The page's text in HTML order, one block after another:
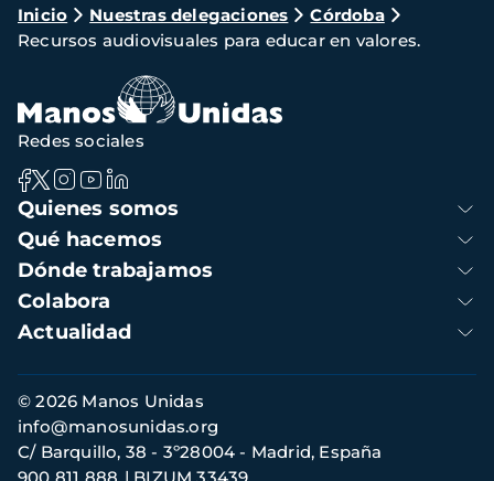
Ruta
de
navegación
Inicio Nuestras delegaciones
Córdoba
Recursos audiovisuales para educar en valores.
Navegación
principal
Quienes somos
Qué hacemos
Dónde trabajamos
Colabora
Actualidad
Redes sociales
Información
de
contacto
© 2026 Manos Unidas
C/ Barquillo, 38 - 3º28004 - Madrid, España
info@manosunidas.org